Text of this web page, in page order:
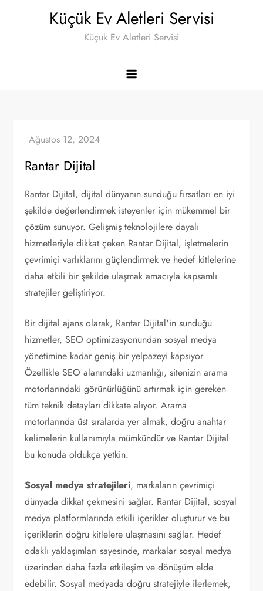
Küçük Ev Aletleri Servisi
Küçük Ev Aletleri Servisi
Rantar Dijital
Rantar Dijital, dijital dünyanın sunduğu fırsatları en iyi
şekilde değerlendirmek isteyenler için mükemmel bir
çözüm sunuyor. Gelişmiş teknolojilere dayalı
hizmetleriyle dikkat çeken Rantar Dijital, işletmelerin
çevrimiçi varlıklarını güçlendirmek ve hedef kitlelerine
daha etkili bir şekilde ulaşmak amacıyla kapsamlı
stratejiler geliştiriyor.
Bir dijital ajans olarak, Rantar Dijital'in sunduğu
hizmetler, SEO optimizasyonundan sosyal medya
yönetimine kadar geniş bir yelpazeyi kapsıyor.
Özellikle SEO alanındaki uzmanlığı, sitenizin arama
motorlarındaki görünürlüğünü artırmak için gereken
tüm teknik detayları dikkate alıyor. Arama
motorlarında üst sıralarda yer almak, doğru anahtar
kelimelerin kullanımıyla mümkündür ve Rantar Dijital
bu konuda oldukça yetkin.
Sosyal medya stratejileri, markaların çevrimiçi
dünyada dikkat çekmesini sağlar. Rantar Dijital, sosyal
medya platformlarında etkili içerikler oluşturur ve bu
içeriklerin doğru kitlelere ulaşmasını sağlar. Hedef
odaklı yaklaşımları sayesinde, markalar sosyal medya
üzerinden daha fazla etkileşim ve dönüşüm elde
edebilir. Sosyal medyada doğru stratejiyle ilerlemek,